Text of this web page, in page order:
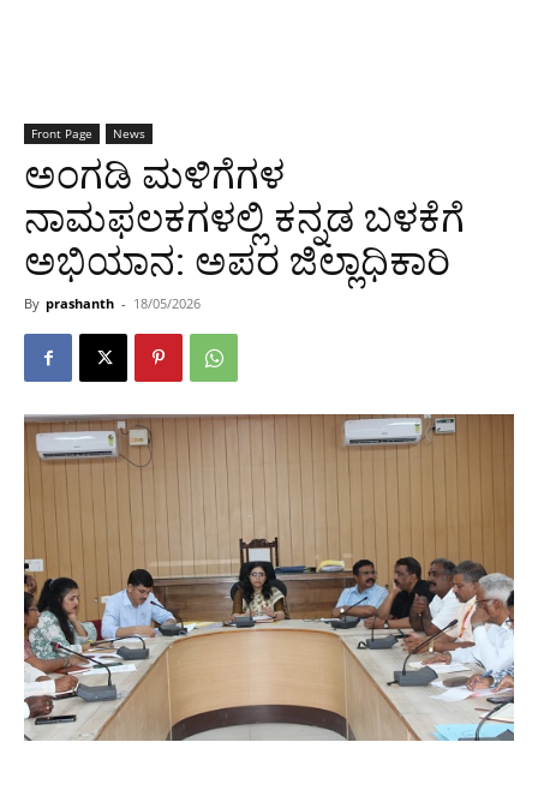
Front Page News
ಅಂಗಡಿ ಮಳಿಗೆಗಳ‌
ನಾಮಫಲಕಗಳಲ್ಲಿ ಕನ್ನಡ ಬಳಕೆಗೆ
ಅಭಿಯಾನ: ಅಪರ ಜಿಲ್ಲಾಧಿಕಾರಿ
By prashanth - 18/05/2026